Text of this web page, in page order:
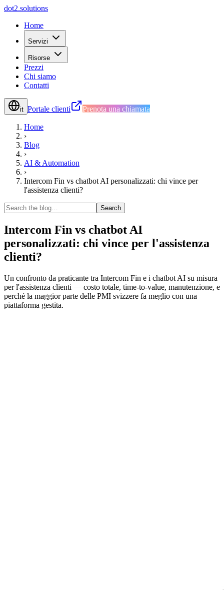
dot2.solutions
Home
Servizi
Risorse
Prezzi
Chi siamo
Contatti
it Portale clienti Prenota una chiamata
Home
›
Blog
›
AI & Automation
›
Intercom Fin vs chatbot AI personalizzati: chi vince per
l'assistenza clienti?
Search
Intercom Fin vs chatbot AI
personalizzati: chi vince per l'assistenza
clienti?
Un confronto da praticante tra Intercom Fin e i chatbot AI su misura
per l'assistenza clienti — costo totale, time-to-value, manutenzione, e
perché la maggior parte delle PMI svizzere fa meglio con una
piattaforma gestita.